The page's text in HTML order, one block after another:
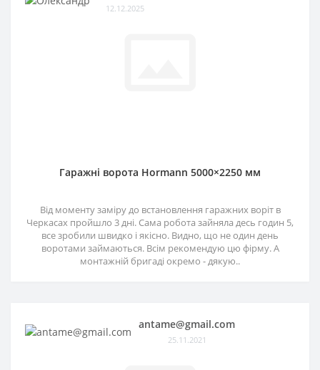
12.12.2025
Гаражні ворота Hormann 5000×2250 мм
Від моменту заміру до встановлення гаражних воріт в
Черкасах пройшло 3 дні. Сама робота зайняла десь годин 5,
все зробили швидко і якісно. Видно, що не один день
воротами займаються. Всім рекомендую цю фірму. А
монтажній бригаді окремо - дякую..
antame@gmail.com
25.11.2021